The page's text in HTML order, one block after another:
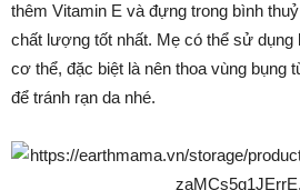
thêm Vitamin E và đựng trong bình
chất lượng tốt nhất. Mẹ có thể sử
cơ thể, đặc biệt là nên thoa vùng bụng
để tránh rạn da nhé.